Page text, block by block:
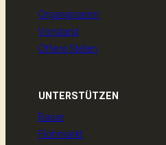
Organigramm
Vorstand
Offene Stellen
UNTERSTÜTZEN
Basar
Flohmarkt